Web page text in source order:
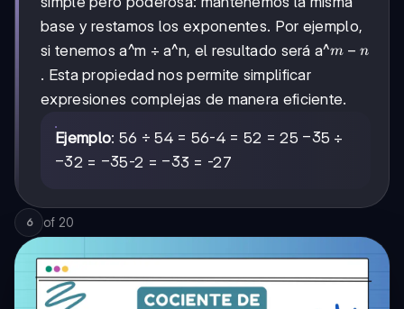
base y restamos los exponentes. Por ejemplo,
si tenemos a^m ÷ a^n, el resultado será a^m-
m − n
. Esta propiedad nos permite simplificar
expresiones complejas de manera eficiente.
Ejemplo: 56 ÷ 54 = 56-4 = 52 = 25 -3
−35 ÷
-3
−32 = -3
−35-2 = -3
−33 = -27
6 of 20